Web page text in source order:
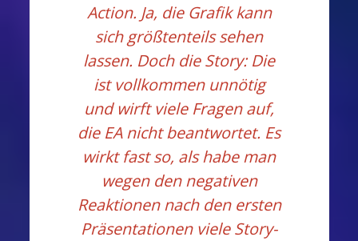
Action. Ja, die Grafik kann
sich größtenteils sehen
lassen. Doch die Story: Die
ist vollkommen unnötig
und wirft viele Fragen auf,
die EA nicht beantwortet. Es
wirkt fast so, als habe man
wegen den negativen
Reaktionen nach den ersten
Präsentationen viele Story-